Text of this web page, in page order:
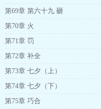
第69章 第六十九 砸
第70章 火
第71章 罚
第72章 补全
第73章 七夕（上）
第74章 七夕（下）
第75章 巧合